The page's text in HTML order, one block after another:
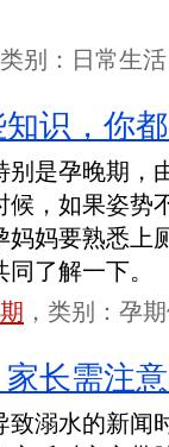
类别：日常生活
识，你
是孕晚期，
，如果姿势
妈妈要熟悉上
了解一下。
，类别：孕
长需注
溺水的新闻